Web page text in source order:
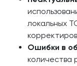
локальных
Ошибки в
количества